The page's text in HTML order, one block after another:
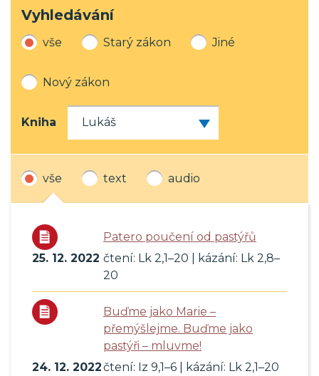
Vyhledávání
vše Starý zákon Jiné
Nový zákon
Kniha
vše text audio
Patero poučení od pastýřů
25. 12. 2022 čtení: Lk 2,1–20 | kázání: Lk 2,8–
20
Buďme jako Marie –
přemýšlejme. Buďme jako
pastýři – mluvme!
24. 12. 2022čtení: Iz 9,1–6 | kázání: Lk 2,1–20